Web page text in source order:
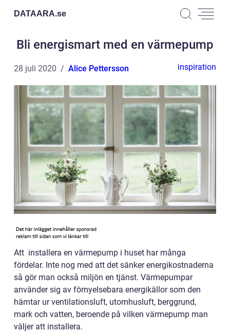
DATAARA.se
Bli energismart med en värmepump
28 juli 2020 Alice Pettersson inspiration
Att installera en värmepump i huset har många
fördelar. Inte nog med att det sänker energikostnaderna
så gör man också miljön en tjänst. Värmepumpar
använder sig av förnyelsebara energikällor som den
hämtar ur ventilationsluft, utomhusluft, berggrund,
mark och vatten, beroende på vilken värmepump man
väljer att installera.